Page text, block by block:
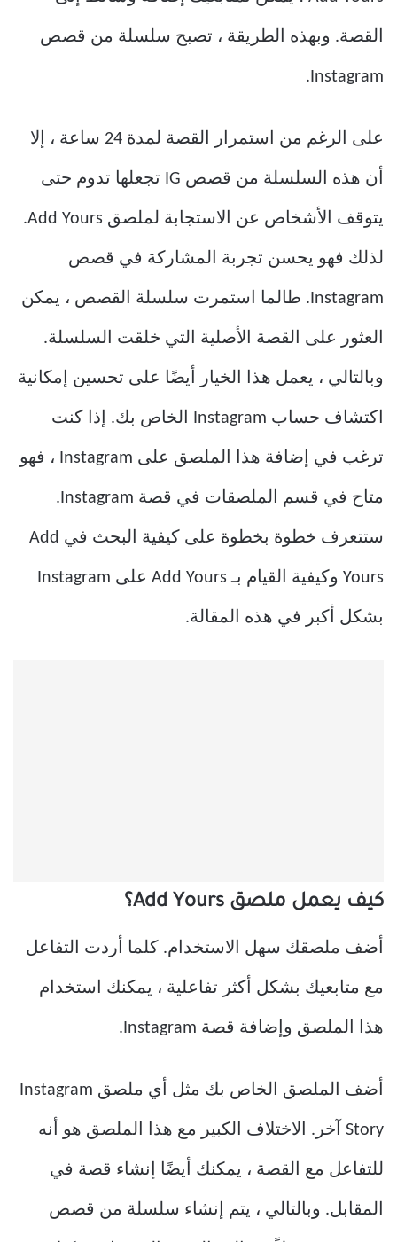
القصة. وبهذه الطريقة ، تصبح سلسلة من قصص
Instagram.
على الرغم من استمرار القصة لمدة 24 ساعة ، إلا
أن هذه السلسلة من قصص IG تجعلها تدوم حتى
يتوقف الأشخاص عن الاستجابة لملصق Add Yours.
لذلك فهو يحسن تجربة المشاركة في قصص
Instagram. طالما استمرت سلسلة القصص ، يمكن
العثور على القصة الأصلية التي خلقت السلسلة.
وبالتالي ، يعمل هذا الخيار أيضًا على تحسين إمكانية
اكتشاف حساب Instagram الخاص بك. إذا كنت
ترغب في إضافة هذا الملصق على Instagram ، فهو
متاح في قسم الملصقات في قصة Instagram.
ستتعرف خطوة بخطوة على كيفية البحث في Add
Yours وكيفية القيام بـ Add Yours على Instagram
بشكل أكبر في هذه المقالة.
كيف يعمل ملصق Add Yours؟
أضف ملصقك سهل الاستخدام. كلما أردت التفاعل
مع متابعيك بشكل أكثر تفاعلية ، يمكنك استخدام
هذا الملصق وإضافة قصة Instagram.
أضف الملصق الخاص بك مثل أي ملصق Instagram
Story آخر. الاختلاف الكبير مع هذا الملصق هو أنه
للتفاعل مع القصة ، يمكنك أيضًا إنشاء قصة في
المقابل. وبالتالي ، يتم إنشاء سلسلة من قصص